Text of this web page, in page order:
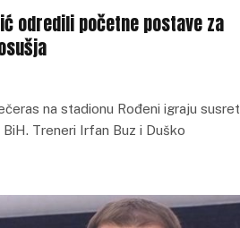
odredili početne postave za
na stadionu Rođeni igraju susret
BiH. Treneri Irfan Buz i Duško